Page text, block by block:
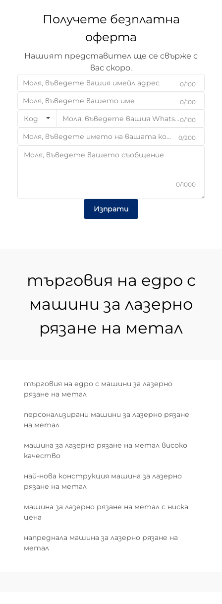
Получете безплатна
оферта
Нашият представител ще се свърже с
вас скоро.
0/100
0/100
Код 0/100
0/200
0/1000
Изпрати
търговия на едро с
машини за лазерно
рязане на метал
търговия на едро с машини за лазерно
рязане на метал
персонализирани машини за лазерно рязане
на метал
машина за лазерно рязане на метал високо
качество
най-нова конструкция машина за лазерно
рязане на метал
машина за лазерно рязане на метал с ниска
цена
напреднала машина за лазерно рязане на
метал